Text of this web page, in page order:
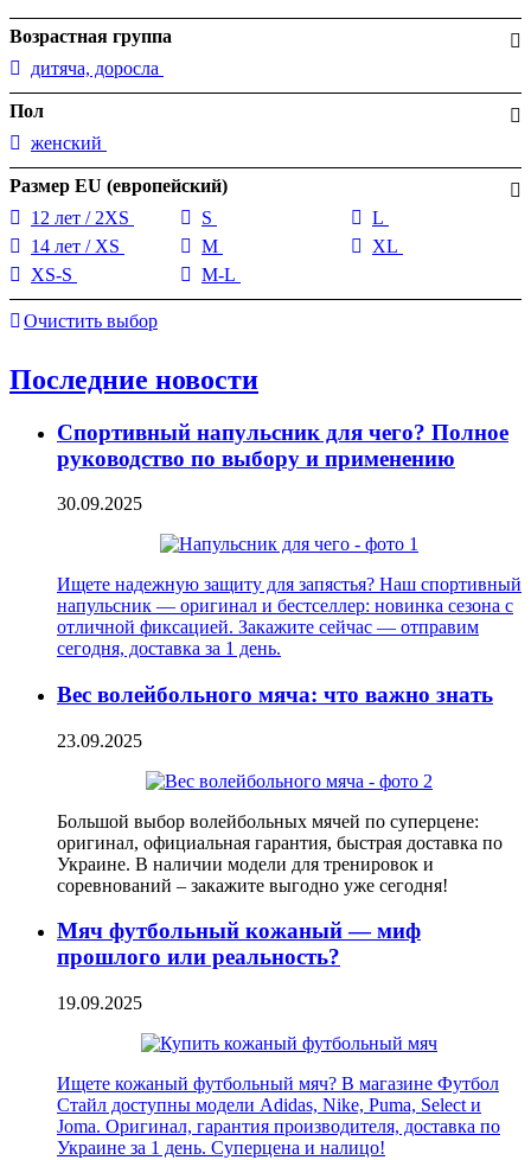
Возрастная группа
дитяча, доросла
Пол
женский
Размер EU (европейский)
12 лет / 2XS
14 лет / XS
XS-S
S
M
M-L
L
XL
Очистить выбор
Последние новости
Спортивный напульсник для чего? Полное
руководство по выбору и применению
30.09.2025
Ищете надежную защиту для запястья? Наш спортивный
напульсник — оригинал и бестселлер: новинка сезона с
отличной фиксацией. Закажите сейчас — отправим
сегодня, доставка за 1 день.
Вес волейбольного мяча: что важно знать
23.09.2025
Большой выбор волейбольных мячей по суперцене:
оригинал, официальная гарантия, быстрая доставка по
Украине. В наличии модели для тренировок и
соревнований – закажите выгодно уже сегодня!
Мяч футбольный кожаный — миф
прошлого или реальность?
19.09.2025
Ищете кожаный футбольный мяч? В магазине Футбол
Стайл доступны модели Adidas, Nike, Puma, Select и
Joma. Оригинал, гарантия производителя, доставка по
Украине за 1 день. Суперцена и налицо!